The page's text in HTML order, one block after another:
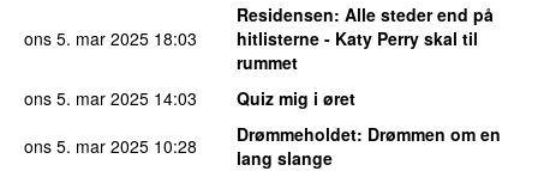
ons 5. mar 2025 18:03
Residensen: Alle steder end på
hitlisterne - Katy Perry skal til
rummet
ons 5. mar 2025 14:03
Quiz mig i øret
ons 5. mar 2025 10:28 Drømmeholdet: Drømmen om en
lang slange